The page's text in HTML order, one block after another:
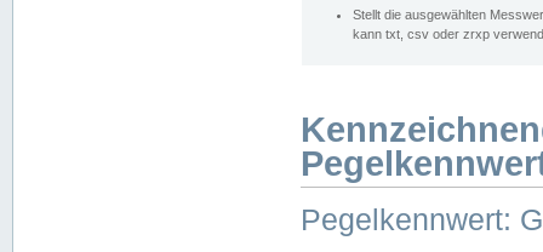
Stellt die ausgewählten
kann txt, csv oder zrxp
Pegelkennwert: